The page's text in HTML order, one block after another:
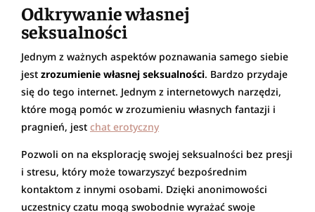
Odkrywanie własnej
seksualności
Jednym z ważnych aspektów poznawania samego siebie
jest zrozumienie własnej seksualności. Bardzo przydaje
się do tego internet. Jednym z internetowych narzędzi,
które mogą pomóc w zrozumieniu własnych fantazji i
pragnień, jest chat erotyczny
Pozwoli on na eksplorację swojej seksualności bez presji
i stresu, który może towarzyszyć bezpośrednim
kontaktom z innymi osobami. Dzięki anonimowości
uczestnicy czatu mogą swobodnie wyrażać swoje